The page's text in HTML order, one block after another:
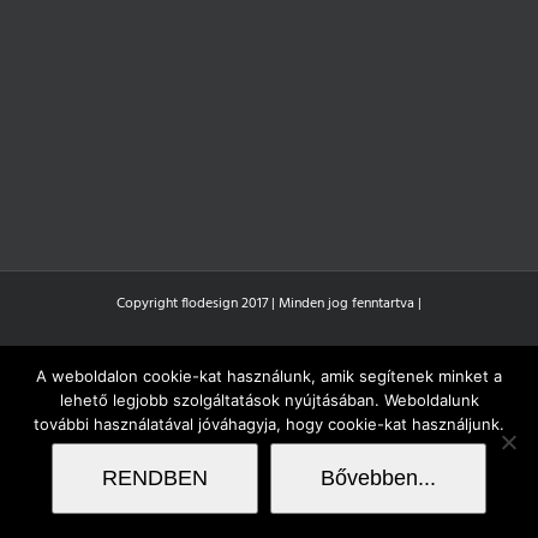
Copyright flodesign 2017 | Minden jog fenntartva |
A weboldalon cookie-kat használunk, amik segítenek minket a
lehető legjobb szolgáltatások nyújtásában. Weboldalunk
további használatával jóváhagyja, hogy cookie-kat használjunk.
RENDBEN Bővebben...